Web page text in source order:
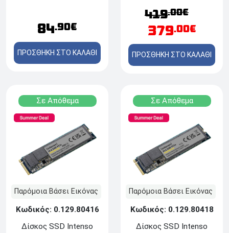
84.90€
ΠΡΟΣΘΗΚΗ ΣΤΟ ΚΑΛΑΘΙ
419.00€
379.00€
ΠΡΟΣΘΗΚΗ ΣΤΟ ΚΑΛΑΘΙ
Σε Απόθεμα
Παρόμοια Βάσει Εικόνας
Κωδικός: 0.129.80416
Δίσκος SSD Ιntenso
Σε Απόθεμα
Παρόμοια Βάσει Εικόνας
Κωδικός: 0.129.80418
Δίσκος SSD Ιntenso